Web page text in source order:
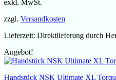
exkl. MwSt.
zzgl. Versandkosten
Lieferzeit: Direktlieferung durch
Angebot!
Handstück NSK Ultimate XL